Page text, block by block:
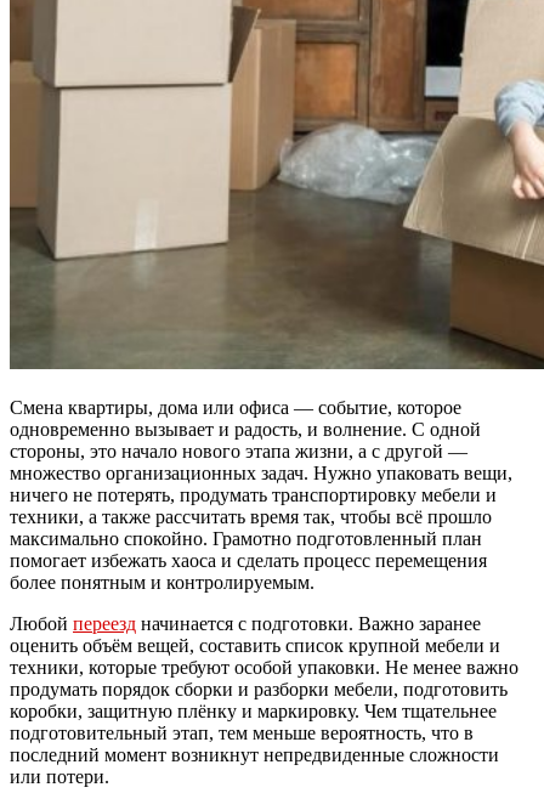
Смена квартиры, дома или офиса — событие, которое
одновременно вызывает и радость, и волнение. С одной
стороны, это начало нового этапа жизни, а с другой —
множество организационных задач. Нужно упаковать вещи,
ничего не потерять, продумать транспортировку мебели и
техники, а также рассчитать время так, чтобы всё прошло
максимально спокойно. Грамотно подготовленный план
помогает избежать хаоса и сделать процесс перемещения
более понятным и контролируемым.
Любой переезд начинается с подготовки. Важно заранее
оценить объём вещей, составить список крупной мебели и
техники, которые требуют особой упаковки. Не менее важно
продумать порядок сборки и разборки мебели, подготовить
коробки, защитную плёнку и маркировку. Чем тщательнее
подготовительный этап, тем меньше вероятность, что в
последний момент возникнут непредвиденные сложности
или потери.